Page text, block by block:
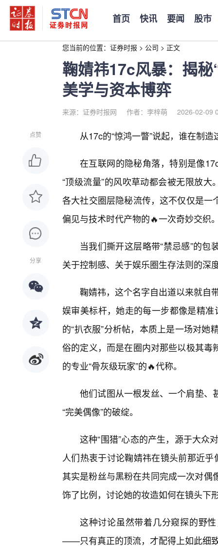
首页 快讯 要闻 股市
您当前的位置： 证券时报 > 公司 > 正文
鞠婧祎17c风暴：揭
美学与资本博弈
来源：证券时报网 作者：李梓萌 2026-02-09
点赞
分享
从17c的“惊鸿一瞥”说起，谁在制
在互联网的隐秘角落，特别是像
“顶级流量”的风吹草动都会被无限放
各大社交圈层隐秘流传，这不仅仅是
偏见与技术时代产物的🔥一次奇妙交织
当我们撕开这层略带“禁忌感”的
关于控制感、关于娱乐圈生存法则的深
鞠婧祎，这个名字自出道以来就自
娱审美标杆，她走的每一步都像是精
的“扒衣服”分析帖，本质上是一场对她
俗的定义，而是在圈内对那些以极其
的专业“骨灰级玩家”的🔥代称。
他们试图从一根发丝、一个肩垫、
“完美偶像”的破绽。
这种“围猎”心态的产生，源于大众
人们热衷于讨论鞠婧祎在镜头前那近
其实是粉丝与黑粉在共同完成一次对
饰了比例，讨论她的妆造如何在镜头下
这种讨论虽然带着几分窥探的野
——只有真正的顶流，才配得上如此细